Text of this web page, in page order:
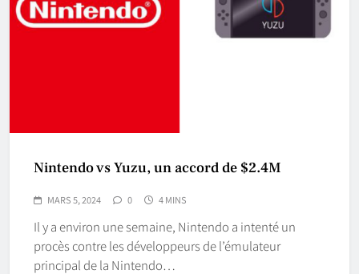
Nintendo vs Yuzu, un accord de $2.4M
MARS 5, 2024 0 4 MINS
Il y a environ une semaine, Nintendo a intenté un
procès contre les développeurs de l’émulateur
principal de la Nintendo…